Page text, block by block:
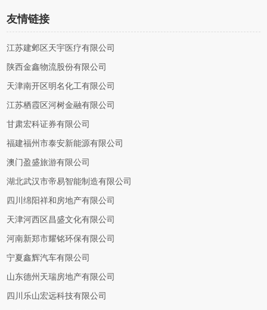
友情链接
江苏建邺区天宇医疗有限公司
陕西金鑫物流股份有限公司
天津南开区明名化工有限公司
江苏栖霞区河树金融有限公司
甘肃宏科证券有限公司
福建福州市泰安新能源有限公司
澳门盈盛旅游有限公司
湖北武汉市帝易智能制造有限公司
四川绵阳祥和房地产有限公司
天津河西区昌盛文化有限公司
河南新郑市耀铭环保有限公司
宁夏鑫辉汽车有限公司
山东德州天瑞房地产有限公司
四川乐山宏远科技有限公司